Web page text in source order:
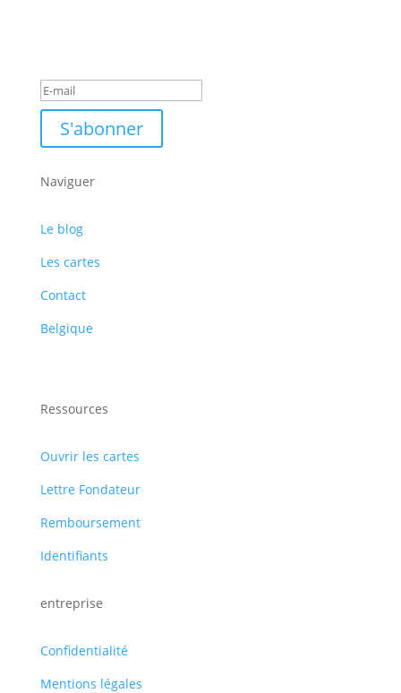
S'abonner
Naviguer
Le blog
Les cartes
Contact
Belgique
Ressources
Ouvrir les cartes
Lettre Fondateur
Remboursement
Identifiants
entreprise
Confidentialité
Mentions légales